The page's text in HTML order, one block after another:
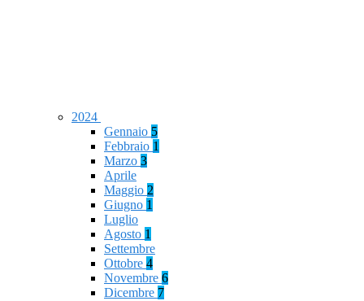
2024
Gennaio 5
Febbraio 1
Marzo 3
Aprile
Maggio 2
Giugno 1
Luglio
Agosto 1
Settembre
Ottobre 4
Novembre 6
Dicembre 7